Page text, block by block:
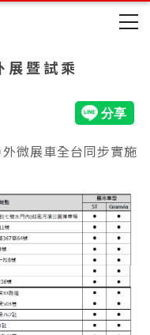
暨試乘
微展車全台同步實施